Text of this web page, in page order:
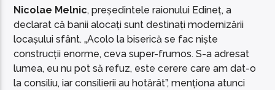
Nicolae Melnic, președintele raionului Edineț, a
declarat că banii alocați sunt destinați modernizării
locașului sfânt. „Acolo la biserică se fac niște
construcții enorme, ceva super-frumos. S-a adresat
lumea, eu nu pot să refuz, este cerere care am dat-o
la consiliu, iar consilierii au hotărât”, menționa atunci